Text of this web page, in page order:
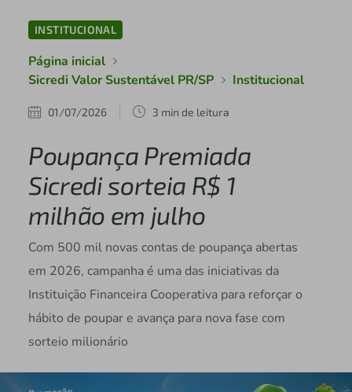
INSTITUCIONAL
Página inicial
Sicredi Valor Sustentável PR/SP
Institucional
01/07/2026 3 min de leitura
Poupança Premiada
Sicredi sorteia R$ 1
milhão em julho
Com 500 mil novas contas de poupança abertas
em 2026, campanha é uma das iniciativas da
Instituição Financeira Cooperativa para reforçar o
hábito de poupar e avança para nova fase com
sorteio milionário